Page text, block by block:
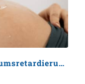
IUGR – Intrauterine Wachstumsretardierung: Das musst du wissen